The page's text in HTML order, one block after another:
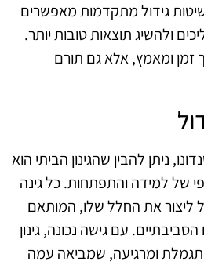
גידול מתקדמות מאפשרים
ולהשיג תוצאות טובות יותר.
זמן ומאמץ, אלא גם תורם
ניתן להבין שהגינון הביתי הוא
של למידה והתפתחות. כל גינה
ליצור את החלל שלו, המותאם
עם גישה נכונה, גינון
מתגמלת ומרגיעה, שמביאה עמה